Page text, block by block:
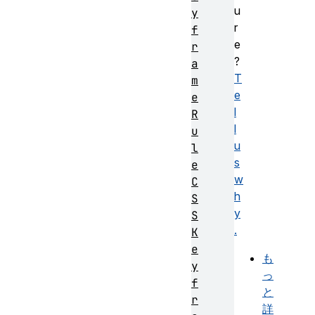
u
r
e
?
T
e
l
l
u
s
w
h
y
.
も
っ
と
詳
y
f
r
a
m
e
R
u
l
e
C
S
S
K
e
y
f
r